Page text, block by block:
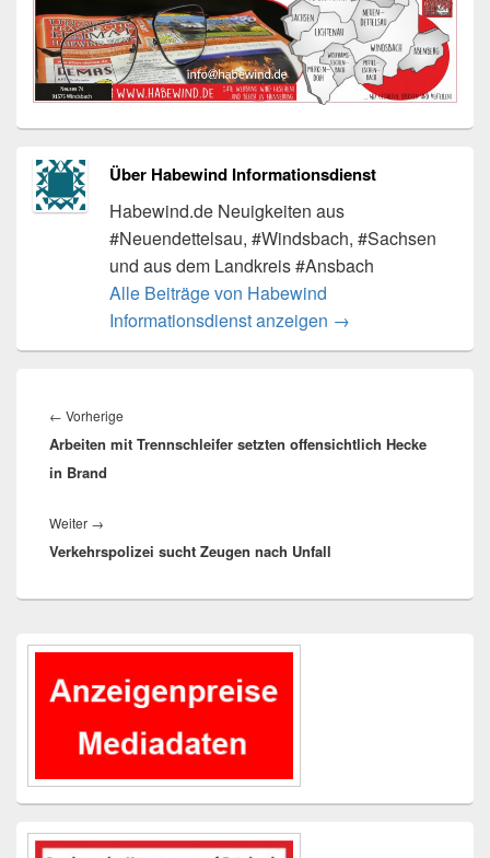
Über Habewind Informationsdienst
Habewind.de Neuigkeiten aus
#Neuendettelsau, #Windsbach, #Sachsen
und aus dem Landkreis #Ansbach
Alle Beiträge von Habewind
Informationsdienst anzeigen →
← Vorherige
Beitrag:
Arbeiten mit Trennschleifer setzten offensichtlich Hecke
in Brand
Weiter →
Beitrag:
Verkehrspolizei sucht Zeugen nach Unfall
Primärer
Widgetbereich